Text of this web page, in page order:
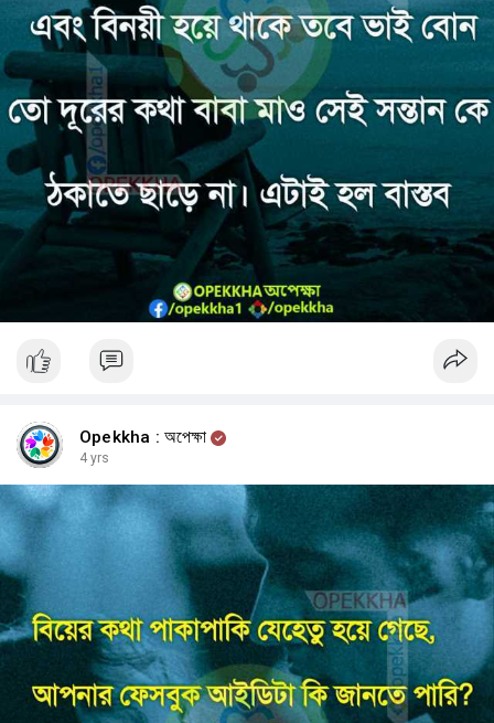
Opekkha : অপেক্ষা
4 yrs